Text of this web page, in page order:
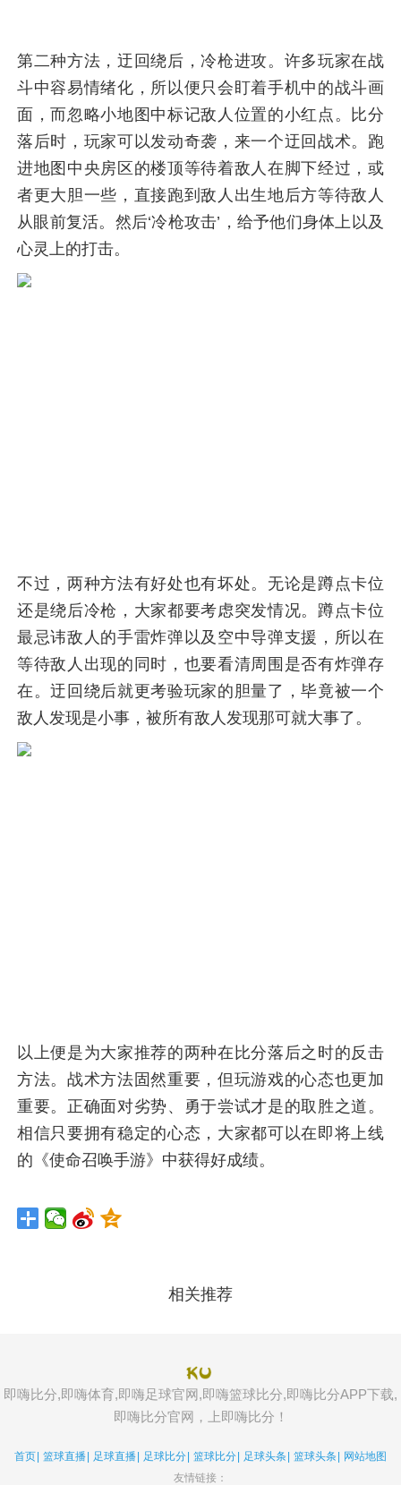
第二种方法，迂回绕后，冷枪进攻。许多玩家在战
斗中容易情绪化，所以便只会盯着手机中的战斗画
面，而忽略小地图中标记敌人位置的小红点。比分
落后时，玩家可以发动奇袭，来一个迂回战术。跑
进地图中央房区的楼顶等待着敌人在脚下经过，或
者更大胆一些，直接跑到敌人出生地后方等待敌人
从眼前复活。然后‘冷枪攻击’，给予他们身体上以及
心灵上的打击。
不过，两种方法有好处也有坏处。无论是蹲点卡位
还是绕后冷枪，大家都要考虑突发情况。蹲点卡位
最忌讳敌人的手雷炸弹以及空中导弹支援，所以在
等待敌人出现的同时，也要看清周围是否有炸弹存
在。迂回绕后就更考验玩家的胆量了，毕竟被一个
敌人发现是小事，被所有敌人发现那可就大事了。
以上便是为大家推荐的两种在比分落后之时的反击
方法。战术方法固然重要，但玩游戏的心态也更加
重要。正确面对劣势、勇于尝试才是的取胜之道。
相信只要拥有稳定的心态，大家都可以在即将上线
的《使命召唤手游》中获得好成绩。
相关推荐
即嗨比分,即嗨体育,即嗨足球官网,即嗨篮球比分,即嗨比分APP下载,
即嗨比分官网，上即嗨比分！
首页 篮球直播 足球直播 足球比分 篮球比分 足球头条 篮球头条
网站地图
友情链接：